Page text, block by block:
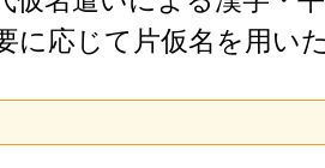
に応じて片仮名を用い